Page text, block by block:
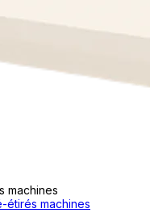
machines
étirés machines